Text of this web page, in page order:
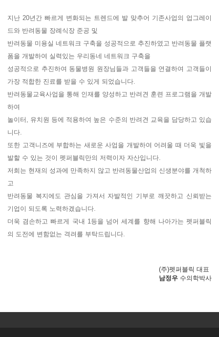
지난 20년간 빠르게 변화되는 트렌드에 발 맞추어 기존사업의 업그레이
드와 반려동물 장례식장 준공 및
반려동물 미용실 네트워크 구축을 성공적으로 추진하였고 반려동물 플랫
폼을 개발하여 실력있는 우리동네 네트워크 구축을
성공적으로 추진하여 동물병원 원장님들과 고객들을 연결하여 고객들이
가장 적합한 진료를 받을 수 있게 되었습니다.
반려동물교육사업을 통해 인재를 양성하고 반려견 훈련 프로그램을 개발
하여
놀이터, 유치원 등에 적용하여 높은 수준의 반려견 교육을 담당하고 있습
니다.
또한 고객니즈에 부합하는 새로운 사업을 개발하여 어려울 때 더욱 빛을
발할 수 있는 것이 펫퍼블릭만의 저력이자 자산입니다.
저희는 현재의 성과에 만족하지 않고 반려동물산업의 신생분야를 개척하
고
반려동물 복지에도 관심을 가져서 자발적인 기부로 깨끗하고 신뢰받는
기업이 되도록 노력하겠습니다.
더욱 겸손하고 빠르게 국내 1등을 넘어 세계를 향해 나아가는 펫퍼블릭
의 도전에 변함없는 격려를 부탁드립니다.
(주)펫퍼블릭 대표
남정우 수의학박사